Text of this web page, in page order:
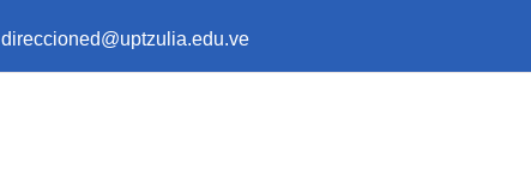
direccioned@uptzulia.edu.ve